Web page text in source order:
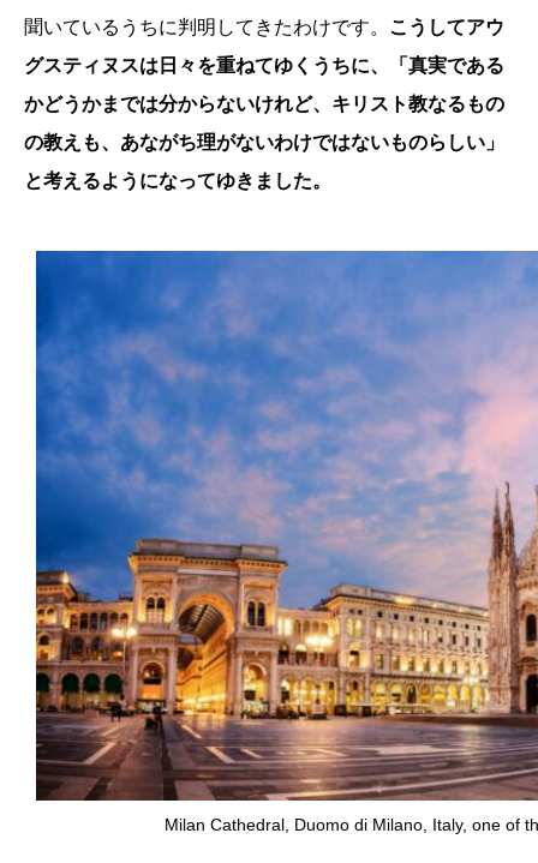
聞いているうちに判明してきたわけです。 こうしてアウ
グスティヌスは日々を重ねてゆくうちに、「真実である
かどうかまでは分からないけれど、キリスト教なるもの
の教えも、あながち理がないわけではないものらしい」
と考えるようになってゆきました。
Milan Cathedral, Duomo di Milano, Italy, one of